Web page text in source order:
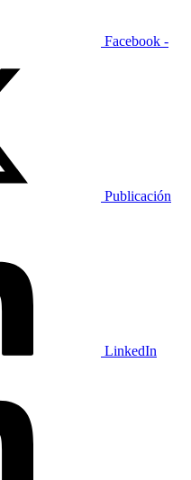
Facebook -
Publicación
LinkedIn